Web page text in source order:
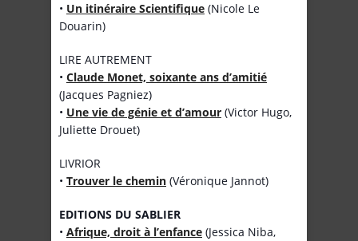
• Un itinéraire Scientifique (Nicole Le
Douarin)
LIRE AUTREMENT
• Claude Monet, soixante ans d’amitié
(Jacques Pagniez)
• Une vie de génie et d’amour (Victor Hugo,
Juliette Drouet)
LIVRIOR
• Trouver le chemin (Véronique Jannot)
EDITIONS DU SABLIER
• Afrique, droit à l’enfance (Jessica Niba,